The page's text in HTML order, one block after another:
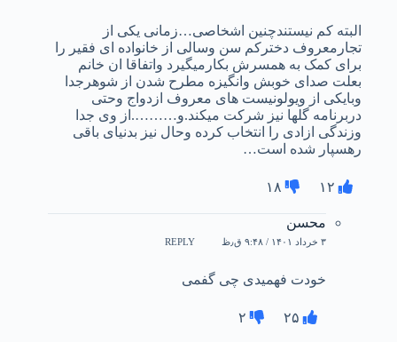
البته کم نیستندچنین اشخاصی…زمانی یکی از
تجارمعروف دخترکم سن وسالی از خانواده ای فقیر را
برای کمک به همسرش بکارمیگیرد واتفاقا ان خانم
بعلت صدای خوبش وانگیزه مطرح شدن از شوهرجدا
وبایکی از ویولونیست های معروف ازدواج وحتی
دربرنامه گلها نیز شرکت میکند.و……….از وی جدا
وزندگی ازادی را انتخاب کرده وحال نیز بدنیای باقی
رهسپار شده است…
۱۲ ۱۸
محسن
۳ خرداد ۱۴۰۱ / ۹:۴۸ ق٫ظ REPLY
خودت فهمیدی چی گفمی
۲۵ ۲